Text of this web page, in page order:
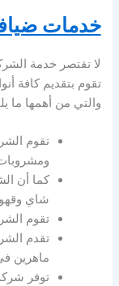
خدمات
لا تقتصر خدمة
تقوم بتقديم كافة
والتي من أهمها ما
تقوم
كما أن
شاي
تقوم
تقدم
ماهرين
توفر